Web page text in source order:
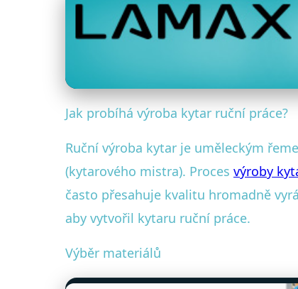
Od Dřeva k
Jak probíhá výroba kytar ruční práce?
Ruční výroba kytar je uměleckým
(kytarového mistra). Proces výroby
často přesahuje kvalitu hromadně
aby vytvořil kytaru ruční práce.
Výběr materiálů